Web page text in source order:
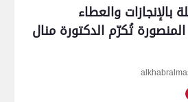
بالإنجازات والعطاء
تُكرّم الدكتورة منال